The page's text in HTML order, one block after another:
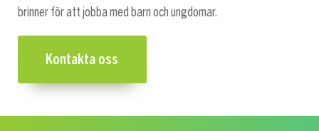
brinner för att jobba med barn och ungdomar.
Kontakta oss